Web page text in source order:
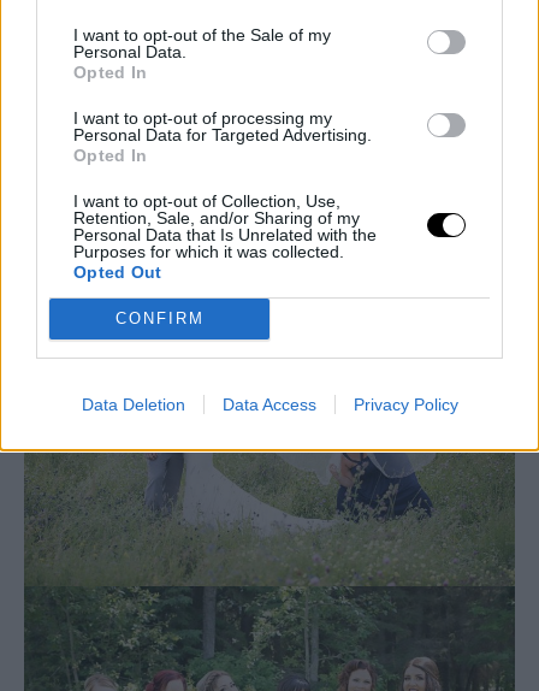
I want to opt-out of the Sale of my
Personal Data.
Opted In
I want to opt-out of processing my
Personal Data for Targeted Advertising.
Opted In
I want to opt-out of Collection, Use,
Retention, Sale, and/or Sharing of my
Personal Data that Is Unrelated with the
Purposes for which it was collected.
Opted Out
CONFIRM
Data Deletion Data Access Privacy Policy